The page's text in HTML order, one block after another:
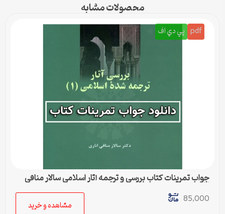
محصولات مشابه
pdf پي دي اف
جواب تمرینات کتاب بررسی و ترجمه آثار اسلامی سالار منافی
اناری
85,000
مشاهده و خرید